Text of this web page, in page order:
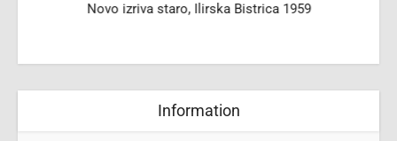
Novo izriva staro, Ilirska Bistrica 1959
Information